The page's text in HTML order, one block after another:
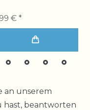
€ *
an unserem
hast, beantworten